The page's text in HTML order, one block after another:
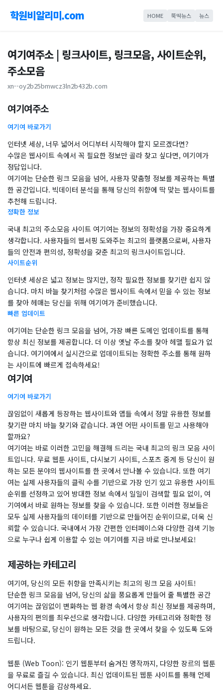
학원비알리미.com HOME 뚝딱뉴스 뉴스
여기여주소 | 링크사이트, 링크모음, 사이트순위,
주소모음
xn--oy2b25bmwcz3ln2b432b.com
여기여주소
여기여 바로가기
인터넷 세상, 너무 넓어서 어디부터 시작해야 할지 모르겠다면?
수많은 웹사이트 속에서 꼭 필요한 정보만 골라 찾고 싶다면, 여기여가
정답입니다.
여기여는 단순한 링크 모음을 넘어, 사용자 맞춤형 정보를 제공하는 특별
한 공간입니다. 빅데이터 분석을 통해 당신의 취향에 딱 맞는 웹사이트를
추천해 드립니다.
정확한 정보
국내 최고의 주소모음 사이트 여기여는 정보의 정확성을 가장 중요하게
생각합니다. 사용자들의 웹서핑 도와주는 최고의 플랫폼으로써, 사용자
들의 안전과 편의성, 정확성을 갖춘 최고의 링크사이트입니다.
사이트순위
인터넷 세상은 넓고 정보는 많지만, 정작 필요한 정보를 찾기란 쉽지 않
습니다. 마치 바늘 찾기처럼 수많은 웹사이트 속에서 믿을 수 있는 정보
를 찾아 헤매는 당신을 위해 여기여가 준비했습니다.
빠른 업데이트
여기여는 단순한 링크 모음을 넘어, 가장 빠른 도메인 업데이트를 통해
항상 최신 정보를 제공합니다. 더 이상 옛날 주소를 찾아 헤맬 필요가 없
습니다. 여기여에서 실시간으로 업데이트되는 정확한 주소를 통해 원하
는 사이트에 빠르게 접속하세요!
여기여
여기여 바로가기
​끊임없이 새롭게 등장하는 웹사이트와 앱들 속에서 정말 유용한 정보를
찾기란 마치 바늘 찾기와 같습니다. 과연 어떤 사이트를 믿고 사용해야
할까요?
여기여는 바로 이러한 고민을 해결해 드리는 국내 최고의 링크 모음 사이
트입니다. 무료 웹툰 사이트, 다시보기 사이트, 스포츠 중계 등 당신이 원
하는 모든 분야의 웹사이트를 한 곳에서 만나볼 수 있습니다. 또한 여기
여는 실제 사용자들의 클릭 수를 기반으로 가장 인기 있고 유용한 사이트
순위를 선정하고 있어 방대한 정보 속에서 일일이 검색할 필요 없이, 여
기여에서 바로 원하는 정보를 찾을 수 있습니다. 또한 이러한 정보들은
모두 실제 사용자들의 데이터를 기반으로 만들어진 순위이므로, 더욱 신
뢰할 수 있습니다. 국내에서 가장 간편한 인터페이스와 다양한 검색 기능
으로 누구나 쉽게 이용할 수 있는 여기여를 지금 바로 만나보세요!
제공하는 카테고리
여기여, 당신의 모든 취향을 만족시키는 최고의 링크 모음 사이트!
단순한 링크 모음을 넘어, 당신의 삶을 풍요롭게 만들어 줄 특별한 공간
여기여는 끊임없이 변화하는 웹 환경 속에서 항상 최신 정보를 제공하며,
사용자의 편의를 최우선으로 생각합니다. 다양한 카테고리와 정확한 정
보를 바탕으로, 당신이 원하는 모든 것을 한 곳에서 찾을 수 있도록 도와
드립니다.
웹툰 (Web Toon): 인기 웹툰부터 숨겨진 명작까지, 다양한 장르의 웹툰
을 무료로 즐길 수 있습니다. 최신 업데이트된 웹툰 사이트를 통해 언제
어디서든 웹툰을 감상하세요.